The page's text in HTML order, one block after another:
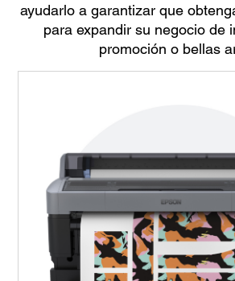
ayudarlo a garantizar que
para expandir su negocio de
promoción o bellas